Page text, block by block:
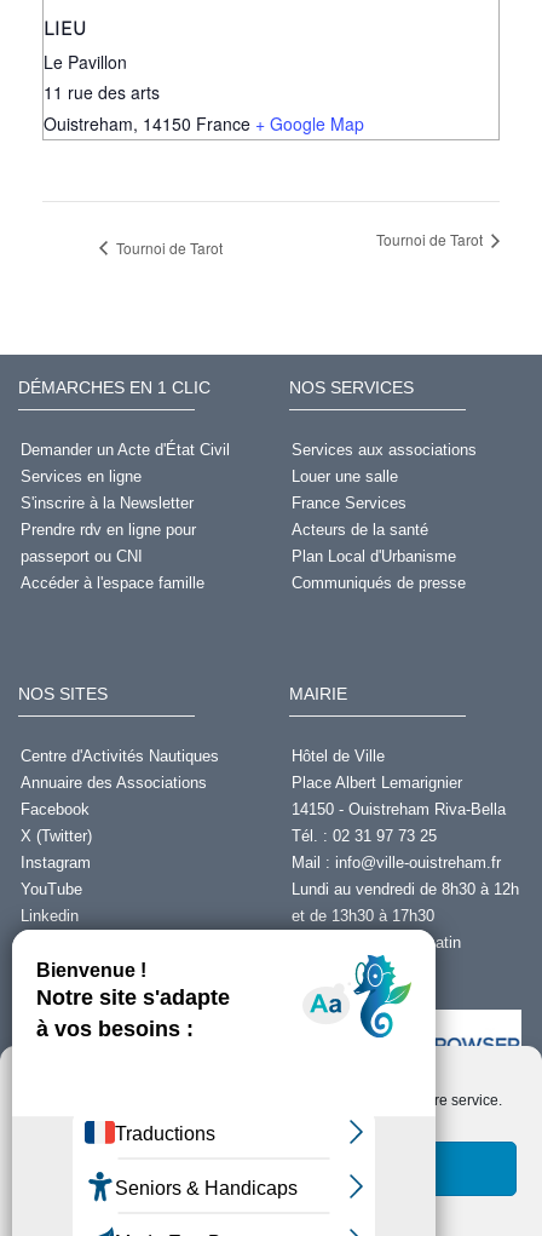
Nous utilisons des cookies pour optimiser notre site web et notre service.
LIEU
Le Pavillon
11 rue des arts
Ouistreham, 14150 France + Google Map
Tournoi de Tarot Tournoi de Tarot
DÉMARCHES EN 1 CLIC
Demander un Acte d'État Civil
Services en ligne
S'inscrire à la Newsletter
Prendre rdv en ligne pour
passeport ou CNI
Accéder à l'espace famille
NOS SERVICES
Services aux associations
Louer une salle
France Services
Acteurs de la santé
Plan Local d'Urbanisme
Communiqués de presse
NOS SITES
Centre d'Activités Nautiques
Annuaire des Associations
Facebook
X (Twitter)
Instagram
YouTube
Linkedin
MAIRIE
Hôtel de Ville
Place Albert Lemarignier
14150 - Ouistreham Riva-Bella
Tél. : 02 31 97 73 25
Mail : info@ville-ouistreham.fr
Lundi au vendredi de 8h30 à 12h
et de 13h30 à 17h30
Fermeture le jeudi matin
Nous contacter
Installer Ability Browser
Qu’est ce que Ability Browser ?
Copyright © Ouistreham Riva-Bella - 2026 -